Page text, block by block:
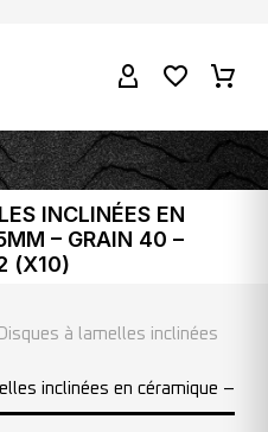
INCLINÉES EN
– GRAIN 40 –
(X10)
Disques à lamelles inclinées
inclinées en céramique –